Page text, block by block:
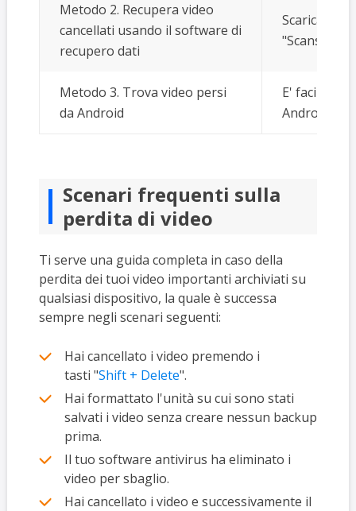
Metodo 2. Recupera video
cancellati usando il software di
recupero dati
Scarica e
Metodo 3. Trova video persi
da Android
E' facile
Android,
Scenari frequenti sulla
perdita di video
Ti serve una guida completa in caso della
perdita dei tuoi video importanti archiviati su
qualsiasi dispositivo, la quale è successa
sempre negli scenari seguenti:
Hai cancellato i video premendo i
tasti "Shift + Delete".
Hai formattato l'unità su cui sono stati
salvati i video senza creare nessun backup
prima.
Il tuo software antivirus ha eliminato i
video per sbaglio.
Hai cancellato i video e successivamente il